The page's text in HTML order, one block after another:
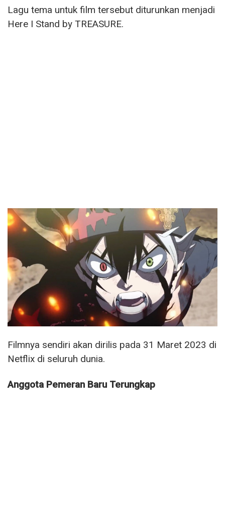
Lagu tema untuk film tersebut diturunkan menjadi
Here I Stand by TREASURE.
Filmnya sendiri akan dirilis pada 31 Maret 2023 di
Netflix di seluruh dunia.
Anggota Pemeran Baru Terungkap